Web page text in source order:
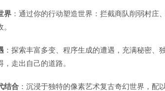
界 ：通过你的行动塑造世界：拦截商队削弱村
：探索丰富多变、程序生成的遭遇，充满秘密
，走出自己的道路。
结合 ：沉浸于独特的像素艺术复古奇幻世界，